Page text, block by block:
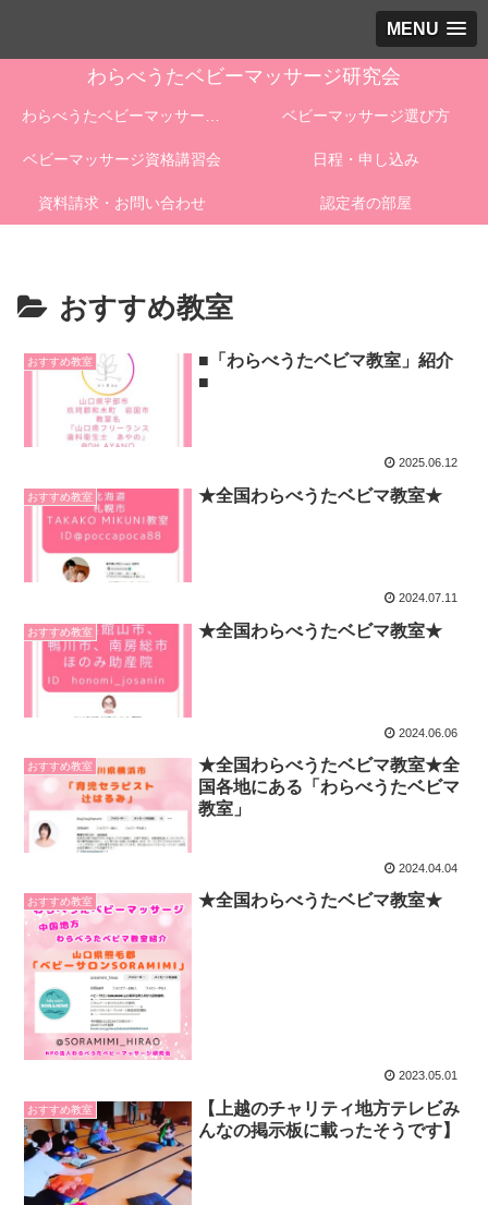
MENU
わらべうたベビーマッサージ研究会
ベビーマッサージ選び方
ベビーマッサージ資格講習会 日程・申し込み
資料請求・お問い合わせ 認定者の部屋
おすすめ教室
おすすめ教室
■「わらべうたベビマ教室」紹介
■
2025.06.12
おすすめ教室 ★全国わらべうたベビマ教室★
2024.07.11
おすすめ教室 ★全国わらべうたベビマ教室★
2024.06.06
おすすめ教室
★全国わらべうたベビマ教室★全
国各地にある「わらべうたベビマ
教室」
2024.04.04
おすすめ教室 ★全国わらべうたベビマ教室★
2023.05.01
おすすめ教室
【上越のチャリティ地方テレビみ
んなの掲示板に載ったそうです】